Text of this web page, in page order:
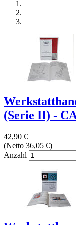
(Serie II) -
42,90 €
(Netto 36,05 €)
Anzahl